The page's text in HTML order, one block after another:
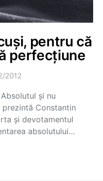
pentru că
perfecțiune
2012
şi nu
Constantin
și devotamentul
absolutului…